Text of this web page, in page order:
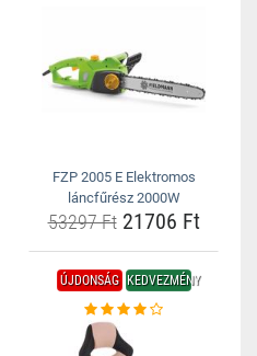
FZP 2005 E Elektromos
láncfűrész 2000W
53297 Ft21706 Ft
ÚJDONSÁG KEDVEZMÉNY